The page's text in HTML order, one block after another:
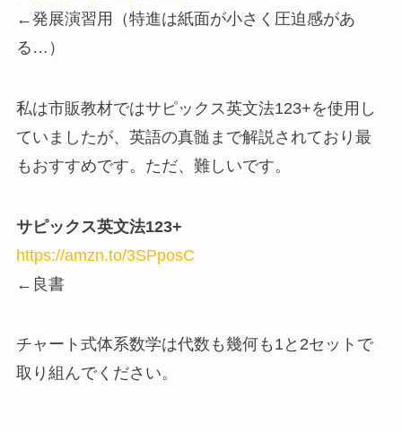
←発展演習用（特進は紙面が小さく圧迫感があ
る…）
私は市販教材ではサピックス英文法123+を使用し
ていましたが、英語の真髄まで解説されており最
もおすすめです。ただ、難しいです。
サピックス英文法123+
https://amzn.to/3SPposC
←良書
チャート式体系数学は代数も幾何も1と2セットで
取り組んでください。